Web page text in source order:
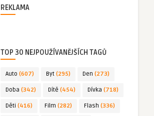
REKLAMA
TOP 30 NEJPOUŽÍVANĚJŠÍCH TAGŮ
Auto (607) Byt (295) Den (273)
Doba (342) Dítě (454) Dívka (718)
Děti (416) Film (282) Flash (336)